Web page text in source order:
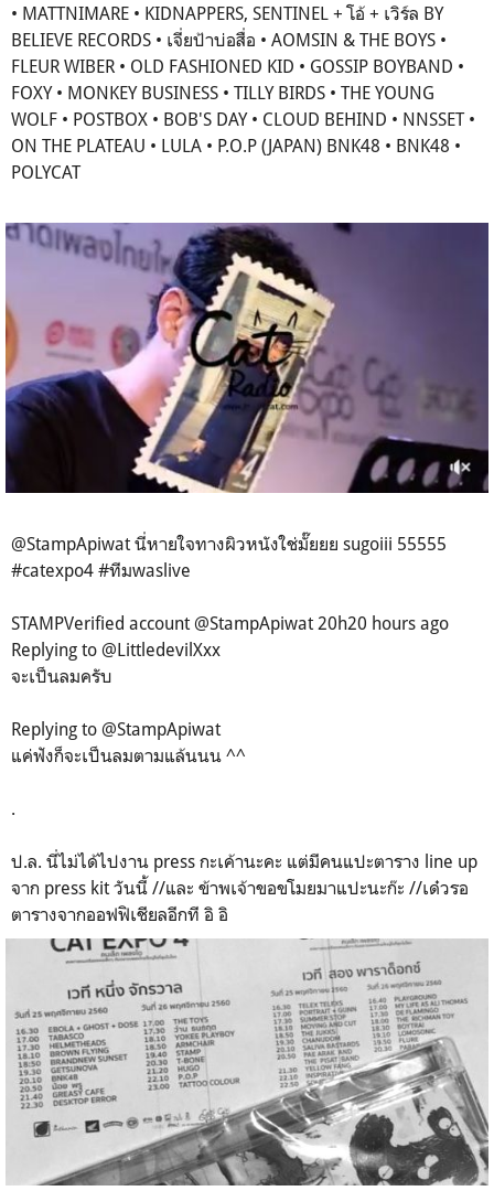
• MATTNIMARE • KIDNAPPERS, SENTINEL + โอ้ + เวิร์ล BY
BELIEVE RECORDS • เจี่ยป้าบ่อสื่อ • AOMSIN & THE BOYS •
FLEUR WIBER • OLD FASHIONED KID • GOSSIP BOYBAND •
FOXY • MONKEY BUSINESS • TILLY BIRDS • THE YOUNG
WOLF • POSTBOX • BOB'S DAY • CLOUD BEHIND • NNSSET •
ON THE PLATEAU • LULA • P.O.P (JAPAN) BNK48 • BNK48 •
POLYCAT
@StampApiwat นี่หายใจทางผิวหนังใช่มั๊ยยย sugoiii 55555
#catexpo4 #ทีมwaslive
STAMP‏Verified account @StampApiwat 20h20 hours ago
Replying to @LittledevilXxx
จะเป็นลมครับ
Replying to @StampApiwat
แค่ฟังก็จะเป็นลมตามแล้นนน ^^
.
ป.ล. นี่ไม่ได้ไปงาน press กะเค้านะคะ แต่มีคนแปะตาราง line up
จาก press kit วันนี้ //และ ข้าพเจ้าขอขโมยมาแปะนะก๊ะ //เด๋วรอ
ตารางจากออฟฟิเชียลอีกที อิ อิ